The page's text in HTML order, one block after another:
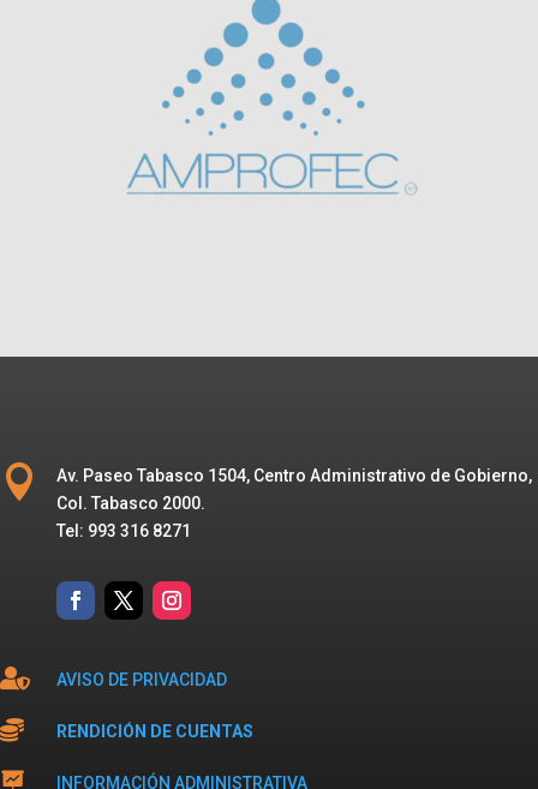

Av. Paseo Tabasco 1504, Centro Administrativo de Gobierno,
Col. Tabasco 2000.
Tel: 993 316 8271
 AVISO DE PRIVACIDAD
 RENDICIÓN DE CUENTAS
 INFORMACIÓN ADMINISTRATIVA